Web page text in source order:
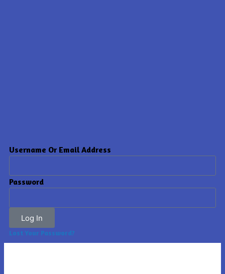
Username Or Email Address
Password
Log In
Lost Your Password?